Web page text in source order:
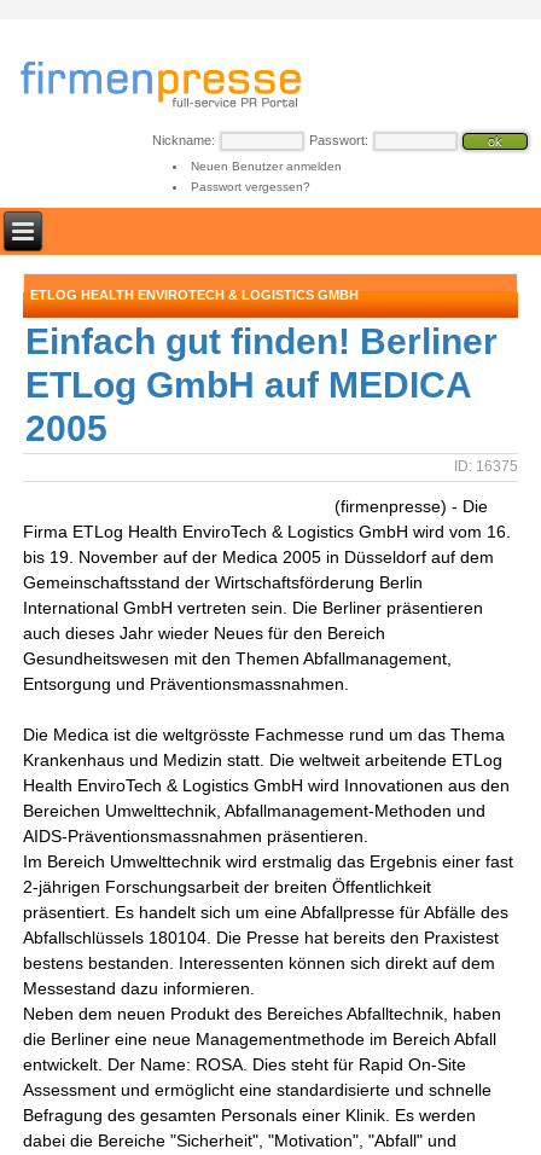
Nickname: Passwort:
Neuen Benutzer anmelden
Passwort vergessen?
ETLOG HEALTH ENVIROTECH & LOGISTICS GMBH
Einfach gut finden! Berliner
ETLog GmbH auf MEDICA
2005
ID: 16375
(firmenpresse) - Die
Firma ETLog Health EnviroTech & Logistics GmbH wird vom 16.
bis 19. November auf der Medica 2005 in Düsseldorf auf dem
Gemeinschaftsstand der Wirtschaftsförderung Berlin
International GmbH vertreten sein. Die Berliner präsentieren
auch dieses Jahr wieder Neues für den Bereich
Gesundheitswesen mit den Themen Abfallmanagement,
Entsorgung und Präventionsmassnahmen.
Die Medica ist die weltgrösste Fachmesse rund um das Thema
Krankenhaus und Medizin statt. Die weltweit arbeitende ETLog
Health EnviroTech & Logistics GmbH wird Innovationen aus den
Bereichen Umwelttechnik, Abfallmanagement-Methoden und
AIDS-Präventionsmassnahmen präsentieren.
Im Bereich Umwelttechnik wird erstmalig das Ergebnis einer fast
2-jährigen Forschungsarbeit der breiten Öffentlichkeit
präsentiert. Es handelt sich um eine Abfallpresse für Abfälle des
Abfallschlüssels 180104. Die Presse hat bereits den Praxistest
bestens bestanden. Interessenten können sich direkt auf dem
Messestand dazu informieren.
Neben dem neuen Produkt des Bereiches Abfalltechnik, haben
die Berliner eine neue Managementmethode im Bereich Abfall
entwickelt. Der Name: ROSA. Dies steht für Rapid On-Site
Assessment und ermöglicht eine standardisierte und schnelle
Befragung des gesamten Personals einer Klinik. Es werden
dabei die Bereiche "Sicherheit", "Motivation", "Abfall" und